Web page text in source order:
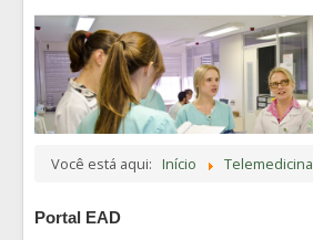
Você está aqui: Início Telemedicina
Portal EAD